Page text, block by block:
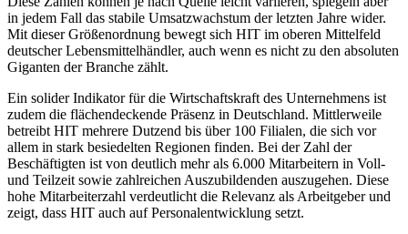
in jedem Fall das stabile Umsatzwachstum der letzten Jahre wider.
Mit dieser Größenordnung bewegt sich HIT im oberen Mittelfeld
deutscher Lebensmittelhändler, auch wenn es nicht zu den absoluten
Giganten der Branche zählt.
Ein solider Indikator für die Wirtschaftskraft des Unternehmens ist
zudem die flächendeckende Präsenz in Deutschland. Mittlerweile
betreibt HIT mehrere Dutzend bis über 100 Filialen, die sich vor
allem in stark besiedelten Regionen finden. Bei der Zahl der
Beschäftigten ist von deutlich mehr als 6.000 Mitarbeitern in Voll-
und Teilzeit sowie zahlreichen Auszubildenden auszugehen. Diese
hohe Mitarbeiterzahl verdeutlicht die Relevanz als Arbeitgeber und
zeigt, dass HIT auch auf Personalentwicklung setzt.